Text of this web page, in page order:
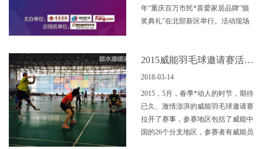
年“重庆百万市民*喜爱家居品牌”颁
奖典礼”在北部新区举行。活动现场
2015威能羽毛球邀请赛活力再燃 - 重庆赛区分区赛
2018-03-14
2015，5月，春季*动人的时节，期待
已久、激情澎湃的威能羽毛球邀请赛
拉开了赛事，参赛地区包括了威能中
国的26个分支地区，参赛者有威能员